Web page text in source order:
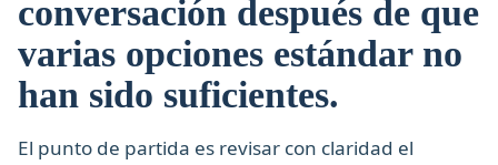
conversación después de que
varias opciones estándar no
han sido suficientes.
El punto de partida es revisar con claridad el